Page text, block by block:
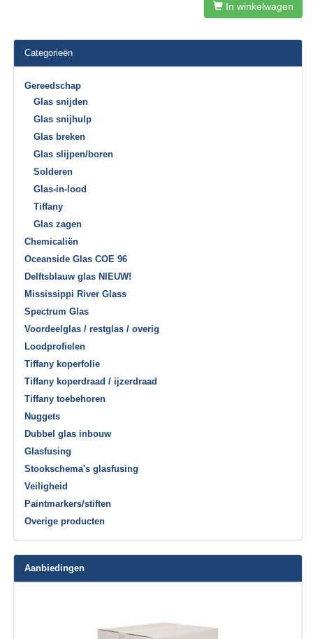
In winkelwagen
Categorieën
Gereedschap
Glas snijden
Glas snijhulp
Glas breken
Glas slijpen/boren
Solderen
Glas-in-lood
Tiffany
Glas zagen
Chemicaliën
Oceanside Glas COE 96
Delftsblauw glas NIEUW!
Mississippi River Glass
Spectrum Glas
Voordeelglas / restglas / overig
Loodprofielen
Tiffany koperfolie
Tiffany koperdraad / ijzerdraad
Tiffany toebehoren
Nuggets
Dubbel glas inbouw
Glasfusing
Stookschema's glasfusing
Veiligheid
Paintmarkers/stiften
Overige producten
Aanbiedingen